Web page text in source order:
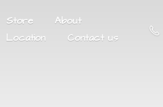
Store
About
Location
Contact us